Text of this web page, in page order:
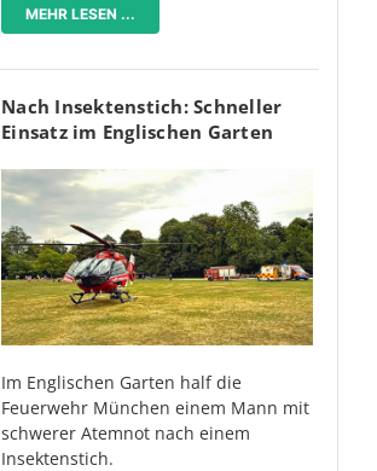
MEHR LESEN ...
Nach Insektenstich: Schneller
Einsatz im Englischen Garten
Im Englischen Garten half die
Feuerwehr München einem Mann mit
schwerer Atemnot nach einem
Insektenstich.